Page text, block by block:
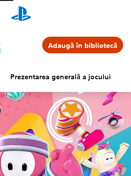
Prezentarea generală a jocului
Adaugă în bibliotecă